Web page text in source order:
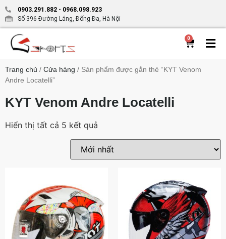
0903.291.882 - 0968.098.923
Số 396 Đường Láng, Đống Đa, Hà Nội
0
Trang chủ / Cửa hàng / Sản phẩm được gắn thẻ “KYT Venom
Andre Locatelli”
KYT Venom Andre Locatelli
Hiển thị tất cả 5 kết quả